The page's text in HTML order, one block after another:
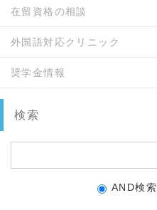
在留資格の相談
外国語対応クリニック
奨学金情報
検索
AND検索